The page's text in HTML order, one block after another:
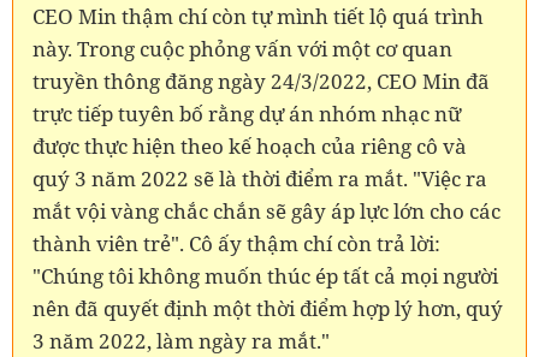
CEO Min thậm chí còn tự mình tiết lộ quá trình
này. Trong cuộc phỏng vấn với một cơ quan
truyền thông đăng ngày 24/3/2022, CEO Min đã
trực tiếp tuyên bố rằng dự án nhóm nhạc nữ
được thực hiện theo kế hoạch của riêng cô và
quý 3 năm 2022 sẽ là thời điểm ra mắt. "Việc ra
mắt vội vàng chắc chắn sẽ gây áp lực lớn cho các
thành viên trẻ". Cô ấy thậm chí còn trả lời:
"Chúng tôi không muốn thúc ép tất cả mọi người
nên đã quyết định một thời điểm hợp lý hơn, quý
3 năm 2022, làm ngày ra mắt."